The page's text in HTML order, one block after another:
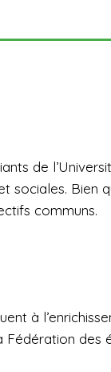
de
sociales. Bien
communs.
à
des